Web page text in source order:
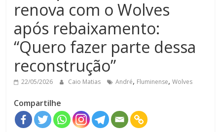
renova com o Wolves
após rebaixamento:
“Quero fazer parte dessa
reconstrução”
22/05/2026 Caio Matias André, Fluminense,Wolves
Compartilhe